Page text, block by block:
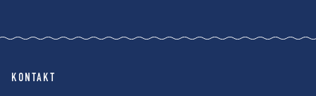
KONTAKT